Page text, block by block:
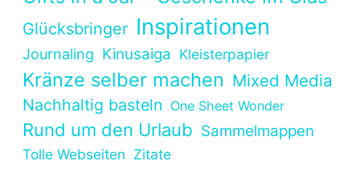
Glücksbringer Inspirationen
Journaling Kinusaiga Kleisterpapier
Kränze selber machen Mixed Media
Nachhaltig basteln One Sheet Wonder
Rund um den Urlaub Sammelmappen
Tolle Webseiten Zitate